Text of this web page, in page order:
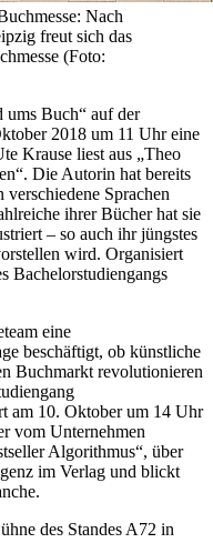
Nach
freut sich das
(Foto:
ums Buch“ auf der
2018 um 11 Uhr eine
Krause liest aus „Theo
Die Autorin hat bereits
Sprachen
ihrer Bücher hat sie
– so auch ihr jüngstes
wird. Organisiert
Bachelorstudiengangs
eine
beschäftigt, ob künstliche
Buchmarkt revolutionieren
am 10. Oktober um 14 Uhr
vom Unternehmen
Algorithmus“, über
im Verlag und blickt
des Standes A72 in